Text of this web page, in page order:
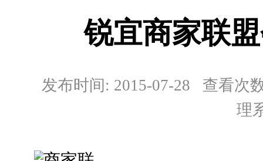
锐宜商家联
发布时间: 2015-07-28 查看次
理